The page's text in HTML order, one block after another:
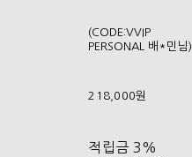
(CODE:VVIP
PERSONAL 배*민님)
218,000원
적립금 3%